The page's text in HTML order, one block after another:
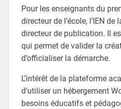
Pour les enseignants du
directeur de l’école, l’IEN
directeur de publication. Il
qui permet de valider la
d’officialiser la démarche.
L’intérêt de la plateforme
d’utiliser un hébergement
besoins éducatifs et